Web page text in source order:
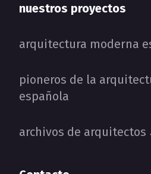
nuestros proyectos
arquitectura moderna
pioneros de la
española
archivos de arquitectos